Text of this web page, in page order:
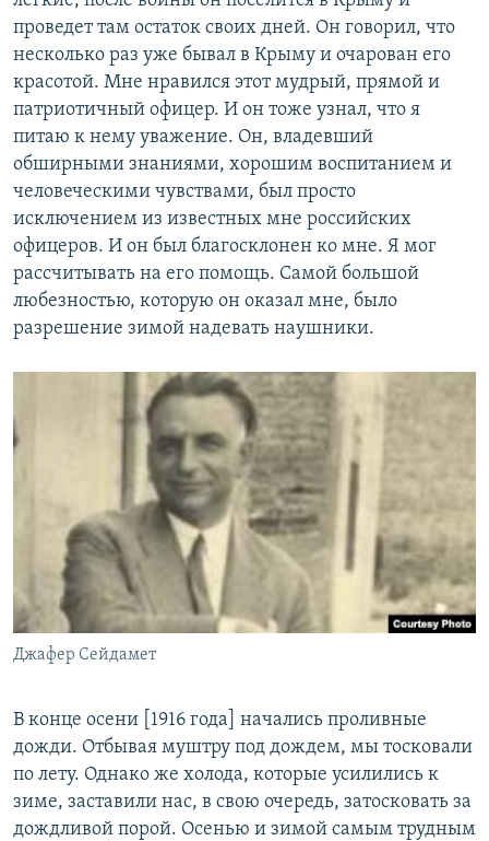
проведет там остаток своих дней. Он говорил, что
несколько раз уже бывал в Крыму и очарован его
красотой. Мне нравился этот мудрый, прямой и
патриотичный офицер. И он тоже узнал, что я
питаю к нему уважение. Он, владевший
обширными знаниями, хорошим воспитанием и
человеческими чувствами, был просто
исключением из известных мне российских
офицеров. И он был благосклонен ко мне. Я мог
рассчитывать на его помощь. Самой большой
любезностью, которую он оказал мне, было
разрешение зимой надевать наушники.
Джафер Сейдамет
В конце осени [1916 года] начались проливные
дожди. Отбывая муштру под дождем, мы тосковали
по лету. Однако же холода, которые усилились к
зиме, заставили нас, в свою очередь, затосковать за
дождливой порой. Осенью и зимой самым трудным